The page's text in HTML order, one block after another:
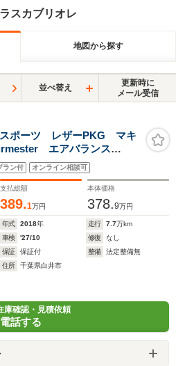
スカブリオレ
地図から探す
並べ替え
更新時に
メール受信
ポーツ レザーPKG マキ
エアバランス
アキャップ パワーシー
ーダーセーフティ 全周
ラン付 オンライン相談可
支払総額
389.1万円
本体価格
378.9万円
年式 2018年 走行 7.7万km
車検
'27/10 修復
なし
保証
保証付 整備
法定整備無
住所
千葉県白井市
庫確認・見積依頼
電話する